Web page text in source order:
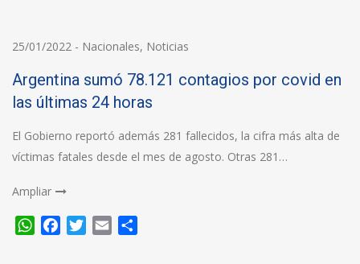
25/01/2022 - Nacionales, Noticias
Argentina sumó 78.121 contagios por covid en
las últimas 24 horas
El Gobierno reportó además 281 fallecidos, la cifra más alta de
víctimas fatales desde el mes de agosto. Otras 281…
Ampliar
WhatsApp
FacebookTwitter
Email